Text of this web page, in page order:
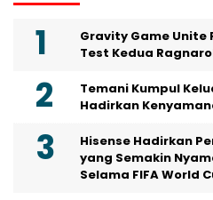
Gravity Game Unite
Test Kedua
Temani Kumpul
Hadirkan
Hisense Hadirkan
yang Semakin
Selama FIFA World